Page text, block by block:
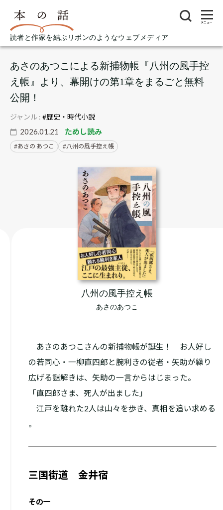
読者と作家を結ぶリボンのようなウェブメディア
メニュー
あさのあつこによる新捕物帳『八州の風手控
え帳』より、幕開けの第1章をまるごと無料
公開！
2026.01.21 ためし読み
あさの あつこ 八州の風手控え帳
ジャンル : #歴史・時代小説
八州の風手控え帳
あさのあつこ
あさのあつこさんの新捕物帳が誕生！ お人好し
の若同心・一柳直四郎と腕利きの従者・矢助が繰り
広げる謎解きは、矢助の一言からはじまった。
「直四郎さま、死人が出ました」
江戸を離れた2人は山々を歩き、真相を追い求める
――。
三国街道 金井宿
その一